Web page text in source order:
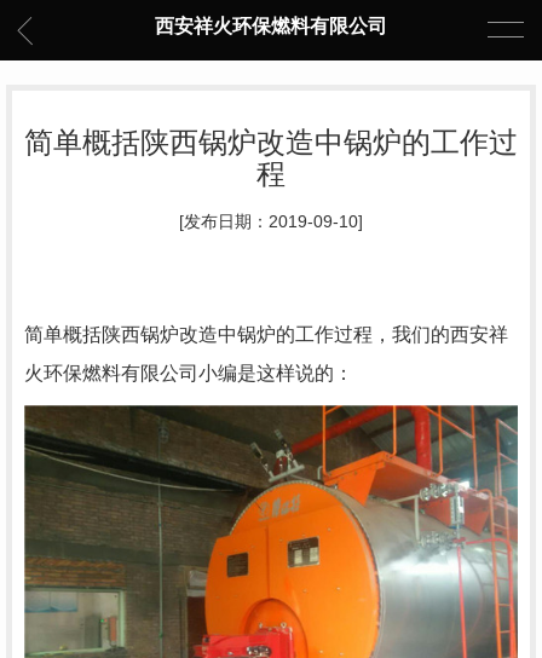
西安祥火环保燃料有限公司
简单概括陕西锅炉改造中锅炉的工作过
程
[发布日期：2019-09-10]
简单概括陕西锅炉改造中锅炉的工作过程，我们的西安祥
火环保燃料有限公司小编是这样说的：